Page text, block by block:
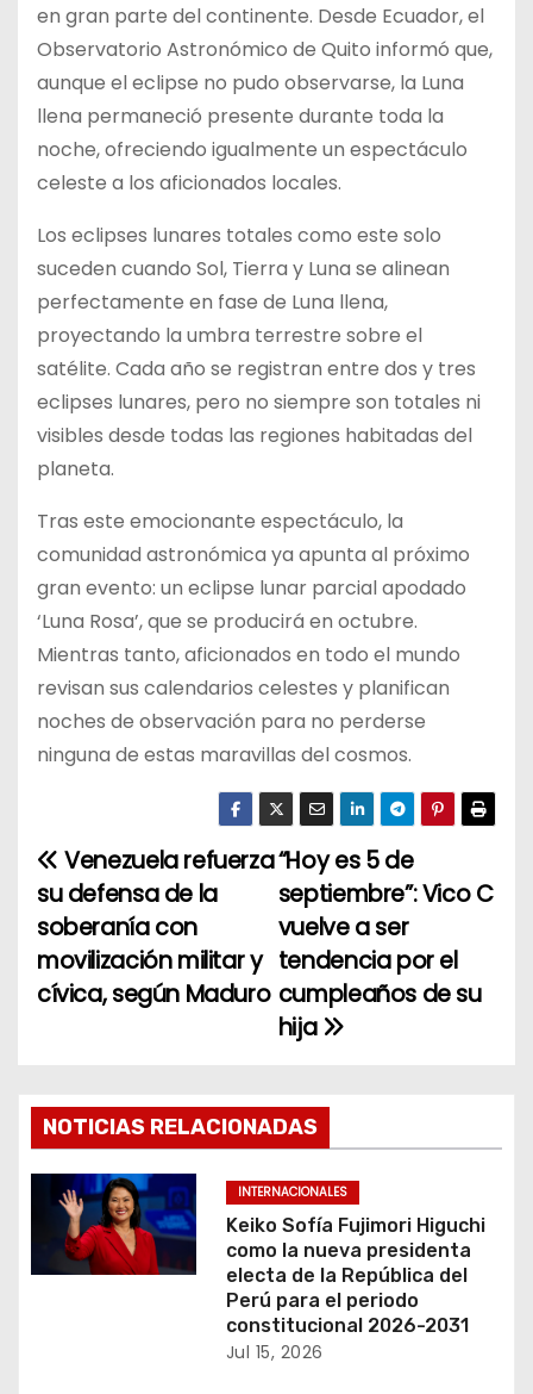
en gran parte del continente. Desde Ecuador, el
Observatorio Astronómico de Quito informó que,
aunque el eclipse no pudo observarse, la Luna
llena permaneció presente durante toda la
noche, ofreciendo igualmente un espectáculo
celeste a los aficionados locales.
Los eclipses lunares totales como este solo
suceden cuando Sol, Tierra y Luna se alinean
perfectamente en fase de Luna llena,
proyectando la umbra terrestre sobre el
satélite. Cada año se registran entre dos y tres
eclipses lunares, pero no siempre son totales ni
visibles desde todas las regiones habitadas del
planeta.
Tras este emocionante espectáculo, la
comunidad astronómica ya apunta al próximo
gran evento: un eclipse lunar parcial apodado
‘Luna Rosa’, que se producirá en octubre.
Mientras tanto, aficionados en todo el mundo
revisan sus calendarios celestes y planifican
noches de observación para no perderse
ninguna de estas maravillas del cosmos.
N
a
v
a
c
ó
“Hoy es 5 de
septiembre”: Vico C
vuelve a ser
tendencia por el
cumpleaños de su
hija
Venezuela refuerza
su defensa de la
soberanía con
movilización militar y
cívica, según Maduro
NOTICIAS RELACIONADAS
INTERNACIONALES
Keiko Sofía Fujimori Higuchi
como la nueva presidenta
electa de la República del
Perú para el periodo
constitucional 2026-2031
Jul 15, 2026